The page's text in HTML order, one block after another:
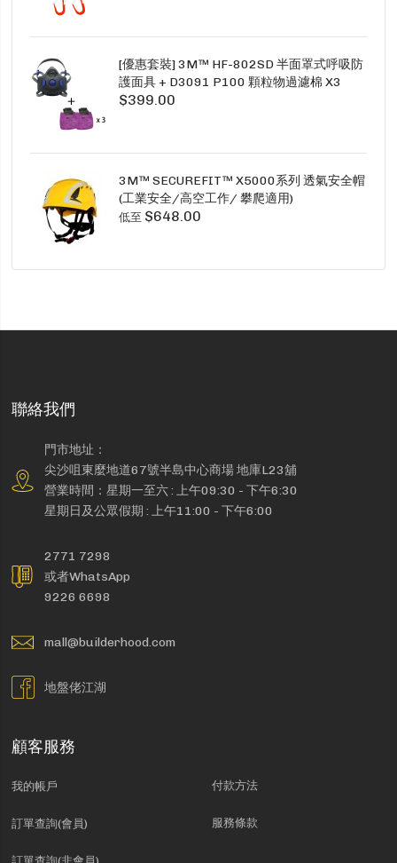
[優惠套裝] 3M™ HF-802SD 半面罩式呼吸防
護面具 + D3091 P100 顆粒物過濾棉 X3
SECURE CLICK HF-802SD HF-800SD 系列
$399.00
3M™ SECUREFIT™ X5000系列 透氣安全帽
(工業安全/高空工作/ 攀爬適用)
低至 $648.00
聯絡我們
門市地址：
尖沙咀東麼地道67號半島中心商場 地庫L23舖
營業時間：星期一至六 : 上午09:30 - 下午6:30
星期日及公眾假期 : 上午11:00 - 下午6:00
2771 7298
或者WhatsApp
9226 6698
mall@builderhood.com
地盤佬江湖
顧客服務
我的帳戶
訂單查詢(會員)
付款方法
服務條款